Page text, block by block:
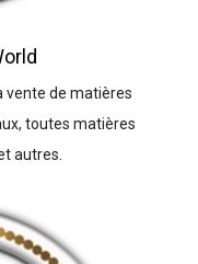
vente de matières
toutes matières
autres.